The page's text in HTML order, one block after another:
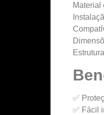
Material
✅
✅ Fácil